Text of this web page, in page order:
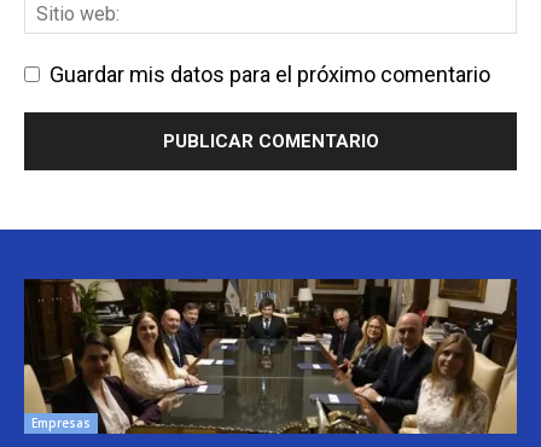
Guardar mis datos para el próximo comentario
Empresas